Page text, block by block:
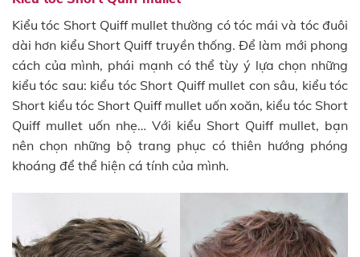
Kiểu tóc Short Quiff mullet thường có tóc mái và tóc đuôi
dài hơn kiểu Short Quiff truyền thống. Để làm mới phong
cách của mình, phái mạnh có thể tùy ý lựa chọn những
kiểu tóc sau: kiểu tóc Short Quiff mullet con sâu, kiểu tóc
Short kiểu tóc Short Quiff mullet uốn xoăn, kiểu tóc Short
Quiff mullet uốn nhẹ… Với kiểu Short Quiff mullet, bạn
nên chọn những bộ trang phục có thiên hướng phóng
khoáng để thể hiện cá tính của mình.